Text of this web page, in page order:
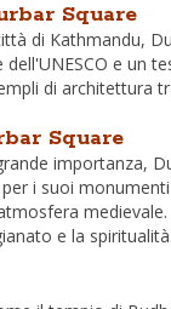
Square
di Kathmandu,
e un
di architettura
Square
importanza,
i suoi
e la spiritualità.